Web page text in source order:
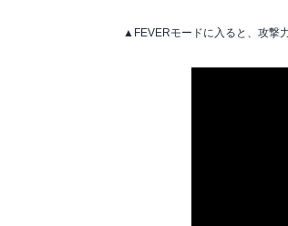
▲FEVERモードに入ると、攻撃